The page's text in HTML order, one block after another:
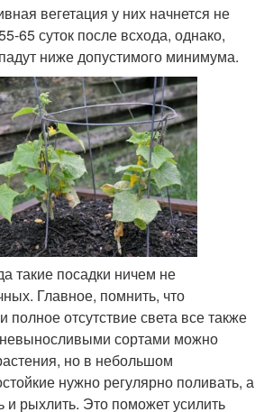
вегетация у них начнется не
65 суток после всхода, однако,
ниже допустимого минимума.
такие посадки ничем не
Главное, помнить, что
отсутствие света все также
сортами можно
но в небольшом
нужно регулярно поливать, а
и рыхлить. Это поможет усилить